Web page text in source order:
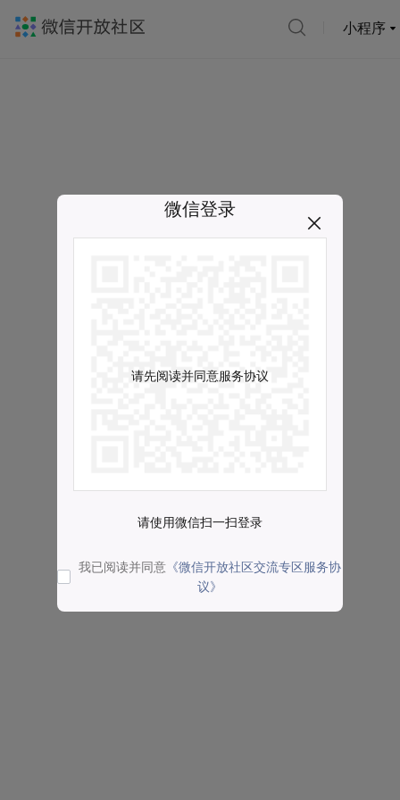
小程序
微信登录
请先阅读并同意服务协议
请使用微信扫一扫登录
我已阅读并同意 《微信开放社区交流专区服务协
议》